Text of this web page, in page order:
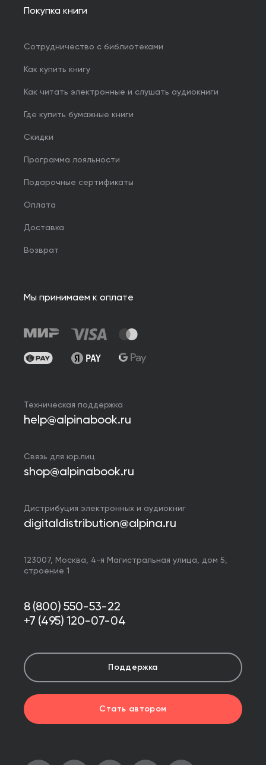
Покупка книги
Сотрудничество с библиотеками
Как купить книгу
Как читать электронные и слушать аудиокниги
Где купить бумажные книги
Скидки
Программа лояльности
Подарочные сертификаты
Оплата
Доставка
Возврат
Мы принимаем к оплате
Техническая поддержка
help@alpinabook.ru
Связь для юр.лиц
shop@alpinabook.ru
Дистрибуция электронных и аудиокниг
digitaldistribution@alpina.ru
123007, Москва, 4-я Магистральная улица, дом 5,
строение 1
8 (800) 550-53-22
+7 (495) 120-07-04
Поддержка
Стать автором